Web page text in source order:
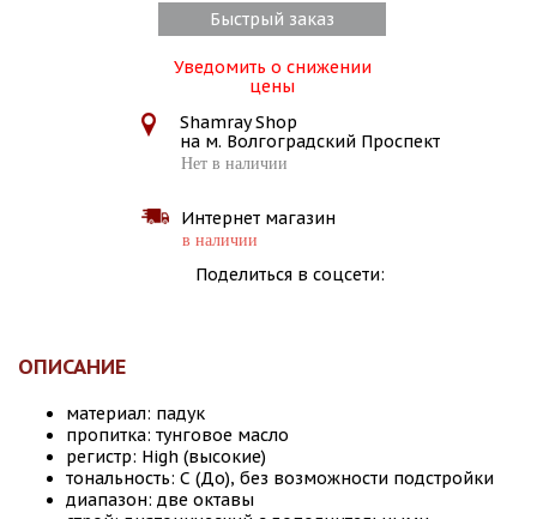
Быстрый заказ
Уведомить о снижении
цены
Shamray Shop
на м. Волгоградский Проспект
Нет в наличии
Интернет магазин
в наличии
Поделиться в соцсети:
ОПИСАНИЕ
материал: падук
пропитка: тунговое масло
регистр: High (высокие)
тональность: С (До), без возможности подстройки
диапазон: две октавы